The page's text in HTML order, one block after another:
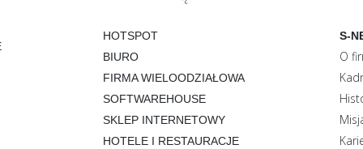
HOTSPOT
BIURO
FIRMA WIELOODZIAŁOWA
SOFTWAREHOUSE
SKLEP INTERNETOWY
HOTELE I RESTAURACJE
S-
O